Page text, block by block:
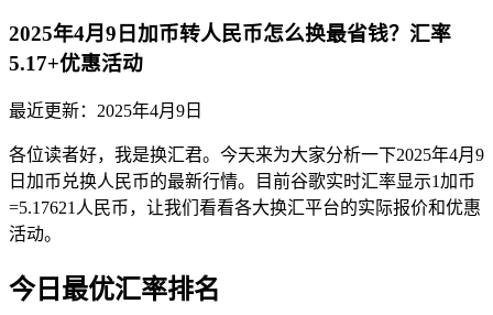
2025年4月9日加币转人民币怎么换最省钱？汇率
5.17+优惠活动
最近更新： 2025年4月9日
各位读者好，我是换汇君。今天来为大家分析一下2025年4月9
日加币兑换人民币的最新行情。目前谷歌实时汇率显示1加币
=5.17621人民币，让我们看看各大换汇平台的实际报价和优惠
活动。
今日最优汇率排名